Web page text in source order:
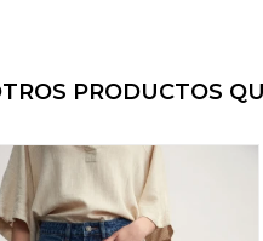
PRODUCTOS